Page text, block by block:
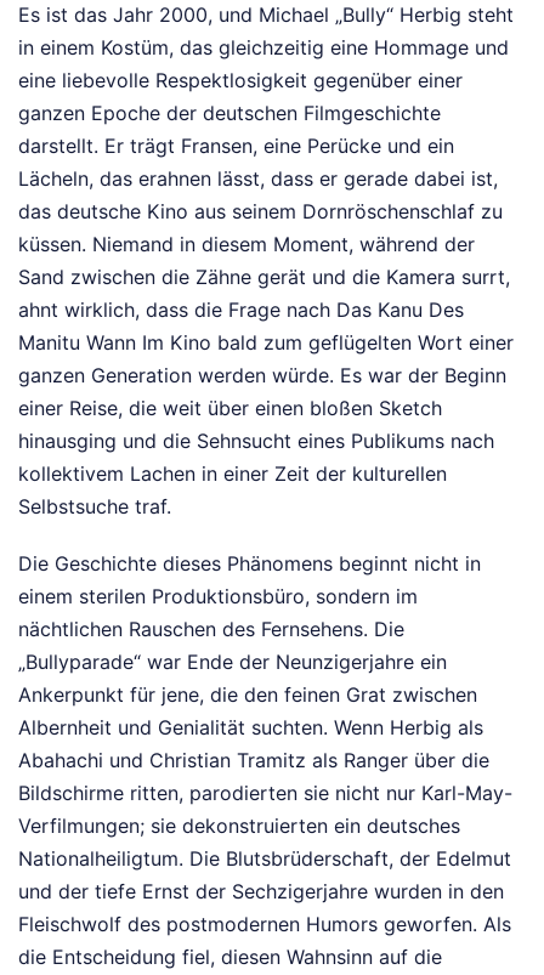
Es ist das Jahr 2000, und Michael „Bully“ Herbig steht
in einem Kostüm, das gleichzeitig eine Hommage und
eine liebevolle Respektlosigkeit gegenüber einer
ganzen Epoche der deutschen Filmgeschichte
darstellt. Er trägt Fransen, eine Perücke und ein
Lächeln, das erahnen lässt, dass er gerade dabei ist,
das deutsche Kino aus seinem Dornröschenschlaf zu
küssen. Niemand in diesem Moment, während der
Sand zwischen die Zähne gerät und die Kamera surrt,
ahnt wirklich, dass die Frage nach Das Kanu Des
Manitu Wann Im Kino bald zum geflügelten Wort einer
ganzen Generation werden würde. Es war der Beginn
einer Reise, die weit über einen bloßen Sketch
hinausging und die Sehnsucht eines Publikums nach
kollektivem Lachen in einer Zeit der kulturellen
Selbstsuche traf.
Die Geschichte dieses Phänomens beginnt nicht in
einem sterilen Produktionsbüro, sondern im
nächtlichen Rauschen des Fernsehens. Die
„Bullyparade“ war Ende der Neunzigerjahre ein
Ankerpunkt für jene, die den feinen Grat zwischen
Albernheit und Genialität suchten. Wenn Herbig als
Abahachi und Christian Tramitz als Ranger über die
Bildschirme ritten, parodierten sie nicht nur Karl-May-
Verfilmungen; sie dekonstruierten ein deutsches
Nationalheiligtum. Die Blutsbrüderschaft, der Edelmut
und der tiefe Ernst der Sechzigerjahre wurden in den
Fleischwolf des postmodernen Humors geworfen. Als
die Entscheidung fiel, diesen Wahnsinn auf die